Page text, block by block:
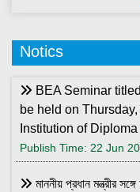
Notics
BEA Seminar
be held on
Institution of
Publish Time: 22 Jun
মাননীয় প্রধান মন্ত্রীর